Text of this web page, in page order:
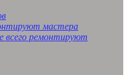
мастера
всего ремонтируют